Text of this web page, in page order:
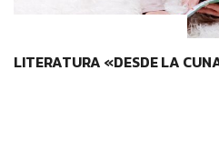
LITERATURA «DESDE LA